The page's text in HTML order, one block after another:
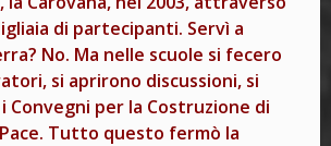
di partecipanti. Servì a
No. Ma nelle scuole si fecero
si aprirono discussioni, si
Convegni per la Costruzione di
Tutto questo fermò la